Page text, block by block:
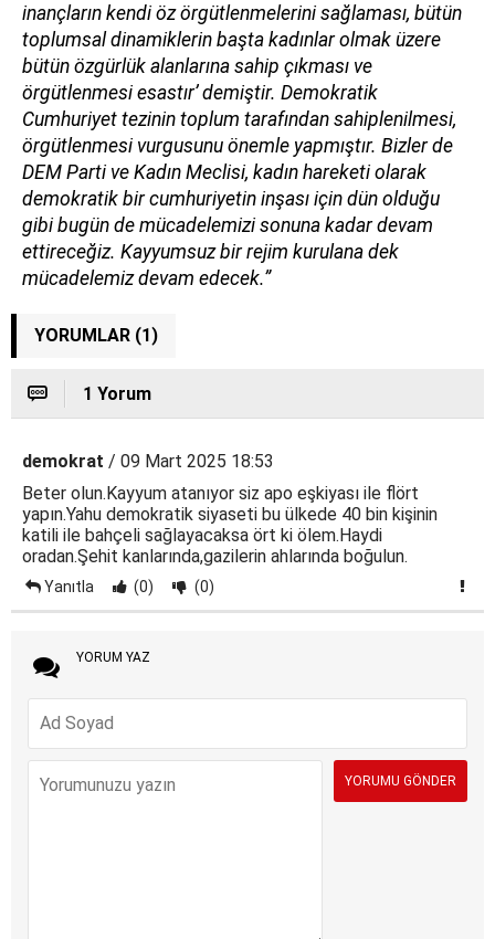
inançların kendi öz örgütlenmelerini sağlaması, bütün
toplumsal dinamiklerin başta kadınlar olmak üzere
bütün özgürlük alanlarına sahip çıkması ve
örgütlenmesi esastır’ demiştir. Demokratik
Cumhuriyet tezinin toplum tarafından sahiplenilmesi,
örgütlenmesi vurgusunu önemle yapmıştır. Bizler de
DEM Parti ve Kadın Meclisi, kadın hareketi olarak
demokratik bir cumhuriyetin inşası için dün olduğu
gibi bugün de mücadelemizi sonuna kadar devam
ettireceğiz. Kayyumsuz bir rejim kurulana dek
mücadelemiz devam edecek.”
YORUMLAR (1)
1 Yorum
demokrat / 09 Mart 2025 18:53
Beter olun.Kayyum atanıyor siz apo eşkiyası ile flört
yapın.Yahu demokratik siyaseti bu ülkede 40 bin kişinin
katili ile bahçeli sağlayacaksa ört ki ölem.Haydi
oradan.Şehit kanlarında,gazilerin ahlarında boğulun.
Yanıtla (0) (0)
YORUM YAZ